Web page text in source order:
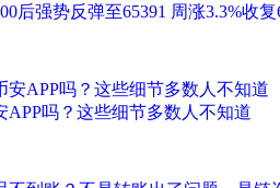
后强势反弹至65391 周涨3.3%收
APP吗？这些细节多数人不知道